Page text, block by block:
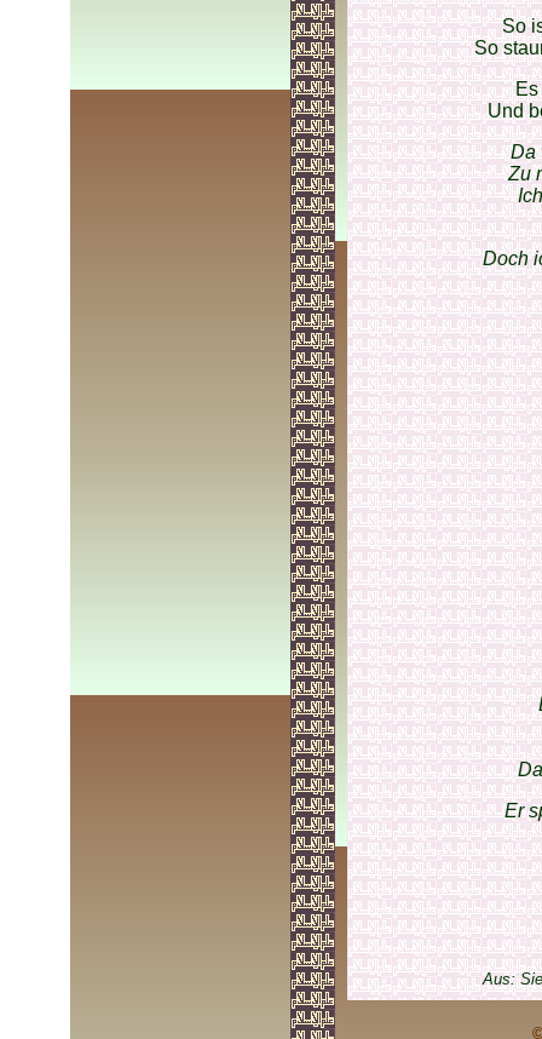
So
So
Und
Da
Zu
Doch
Er
Aus: